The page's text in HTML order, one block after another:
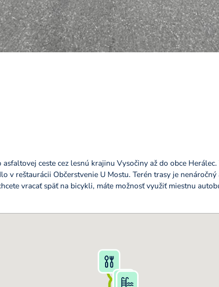
ceste cez lesnú krajinu Vysočiny až do obce
v reštaurácii Občerstvenie U Mostu. Terén trasy je
vracať späť na bicykli, máte možnosť využiť miestnu